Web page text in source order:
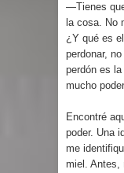
—Tienes
la cosa. No
¿Y qué es
perdonar,
perdón es
mucho
Encontré
poder. Una
me
miel. Antes,